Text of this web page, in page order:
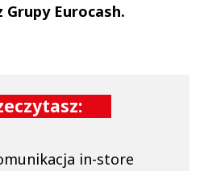
Grupy Eurocash.
in-store